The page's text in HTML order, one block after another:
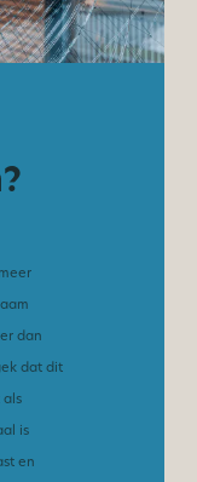
dan
dat dit
is
en